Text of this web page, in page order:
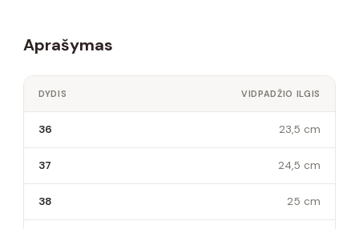
Aprašymas
DYDIS VIDPADŽIO ILGIS
36 23,5 cm
37 24,5 cm
38 25 cm